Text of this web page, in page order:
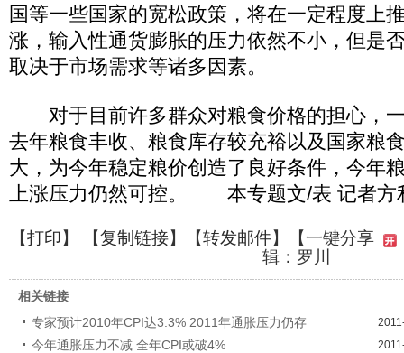
国等一些国家的宽松政策，将在一定程度上
涨，输入性通货膨胀的压力依然不小，但是
取决于市场需求等诸多因素。
对于目前许多群众对粮食价格的担心，
去年粮食丰收、粮食库存较充裕以及国家粮
大，为今年稳定粮价创造了良好条件，今年
上涨压力仍然可控。 本专题文/表 记者方
【打印】 【复制链接】【转发邮件】
【一键分享
辑：罗川
相关链接
专家预计2010年CPI达3.3% 2011年通胀压力仍存
今年通胀压力不减 全年CPI或破4%